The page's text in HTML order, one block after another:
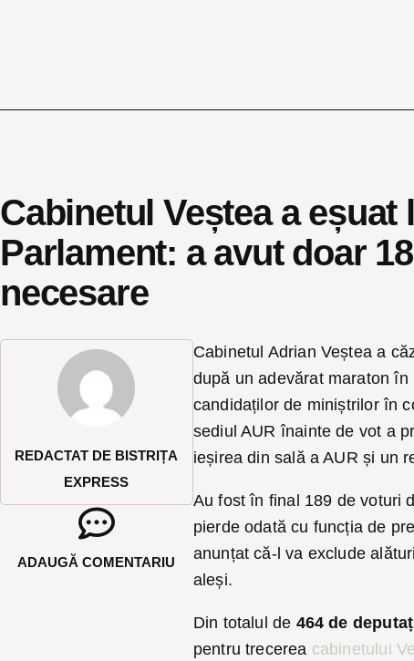
Cabinetul Veștea a
Parlament: a avut doar
necesare
REDACTAT DE BISTRIȚA
EXPRESS
ADAUGĂ COMENTARIU
Cabinetul Adrian Veștea a
după un adevărat maraton
candidaților de miniștrilor în
sediul AUR înainte de vot a
ieșirea din sală a AUR și un
Au fost în final 189 de voturi
pierde odată cu funcția de
anunțat că-l va exclude
aleși.
Din totalul de 464 de
pentru trecerea cabinetului